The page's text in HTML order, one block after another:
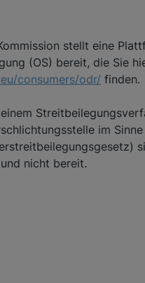
stellt eine
(OS) bereit, die Sie
consumers/odr/ finden.
im
nicht bereit.